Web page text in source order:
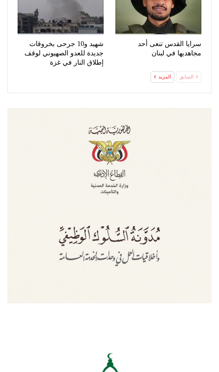
سرايا القدس تنعى أحد
مجاهديها في لبنان
شهيد و10 جرحى بخروقات
جديدة للعدو الصهيوني لوقف
إطلاق النار في غزة
السابق المزيد